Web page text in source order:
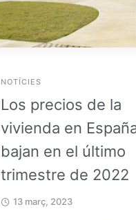
NOTÍCIES
Los precios de la
vivienda en
bajan en el último
trimestre de 2022
13 març, 2023